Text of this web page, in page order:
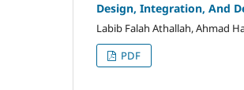
Design, Integration, And
Labib Falah Athallah, Ahmad
PDF